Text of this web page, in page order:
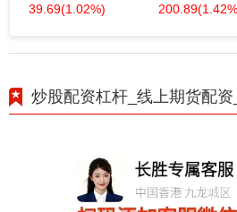
39.69(1.02%) 200.89
炒股配资杠杆_线上期货配